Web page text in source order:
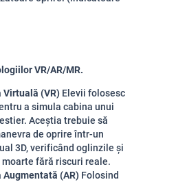
VR/AR/MR.
Virtuală (VR) Elevii folosesc
a simula cabina unui
Aceștia trebuie să
de oprire într-un
3D, verificând oglinzile și
fără riscuri reale.
Augmentată (AR) Folosind